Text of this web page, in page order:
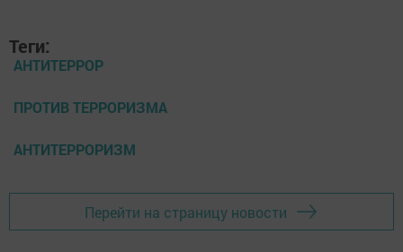
Теги:
АНТИТЕРРОР
ПРОТИВ ТЕРРОРИЗМА
АНТИТЕРРОРИЗМ
Перейти на страницу новости